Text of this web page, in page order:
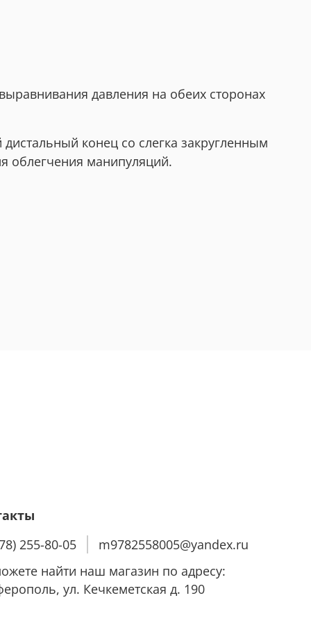
давления на обеих сторонах
конец со слегка закругленным
облегчения манипуляций.
255-80-05
m9782558005@yandex.ru
найти наш магазин по адресу:
ул. Кечкеметская д. 190